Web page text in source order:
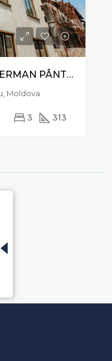
CASĂ, STR. PRIMAR GHERMAN PÂNTEA, RÂȘCANI
Moldova
3 313